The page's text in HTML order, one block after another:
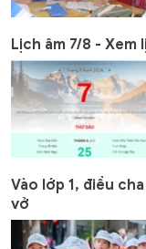
Lịch âm 7/8 - Xem
Vào lớp 1, điều
vở